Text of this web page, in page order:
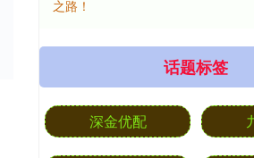
之路！
话题标签
深金优配